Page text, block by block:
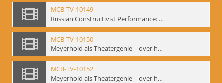
MCB-TV-10149
Russian Constructivist Performance: An Evening of Foregger's Mastfor Cabaret. Good Treatment for Horses - Interne Signatur: BM-vid-105
MCB-TV-10150
Meyerhold als Theatergenie – over het mechanik van de acteursexpressie - Interne Signatur: BM-vid-108
MCB-TV-10152
Meyerhold als Theatergenie – over het mechanik van de acteursexpressie, Ausschnitt 2 - Interne Signatur: BM-vid-108_A2